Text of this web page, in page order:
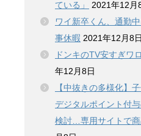
ている」
2021年12月
ワイ新卒くん、通勤
事休暇 2021年12月8日
ドンキのTV安すぎワ
年12月8日
【中抜きの多様化】
デジタルポイント付
検討…専用サイトで